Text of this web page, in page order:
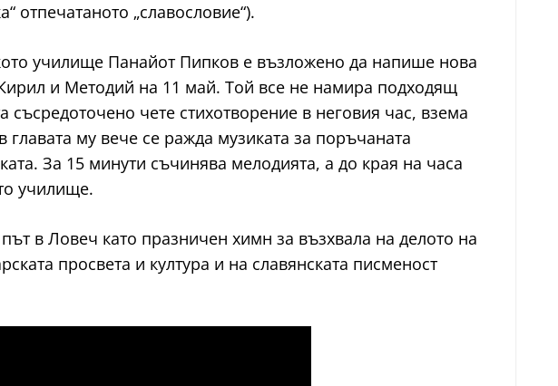
отпечатаното „славословие“).
училище Панайот Пипков е възложено да напише нова
и Методий на 11 май. Той все не намира подходящ
чете стихотворение в неговия час, взема
му вече се ражда музиката за поръчаната
За 15 минути съчинява мелодията, а до края на часа
училище.
в Ловеч като празничен химн за възхвала на делото на
просвета и култура и на славянската писменост